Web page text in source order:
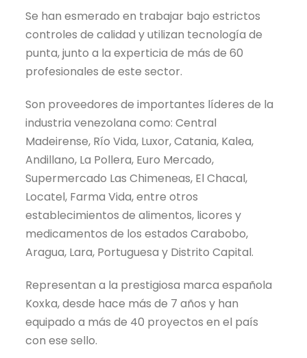
Se han esmerado en trabajar bajo estrictos
controles de calidad y utilizan tecnología de
punta, junto a la experticia de más de 60
profesionales de este sector.
Son proveedores de importantes líderes de la
industria venezolana como: Central
Madeirense, Río Vida, Luxor, Catania, Kalea,
Andillano, La Pollera, Euro Mercado,
Supermercado Las Chimeneas, El Chacal,
Locatel, Farma Vida, entre otros
establecimientos de alimentos, licores y
medicamentos de los estados Carabobo,
Aragua, Lara, Portuguesa y Distrito Capital.
Representan a la prestigiosa marca española
Koxka, desde hace más de 7 años y han
equipado a más de 40 proyectos en el país
con ese sello.